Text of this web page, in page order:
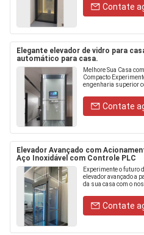
Contate
Elegante elevador de vidro para
automático para casa.
Melhore Sua Casa
Compacto
engenharia superior
Contate
Elevador Avançado com
Aço Inoxidável com Controle PLC
Experimente o futuro
elevador avançado a
da sua casa com o
Contate